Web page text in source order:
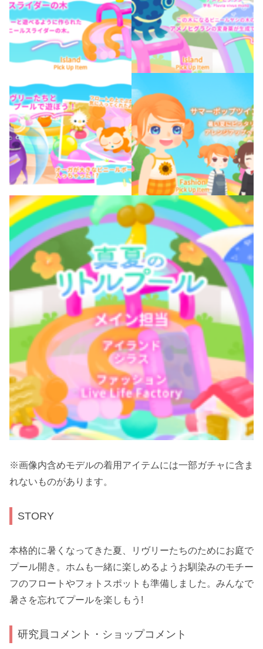
※画像内含めモデルの着用アイテムには一部ガチャに含ま
れないものがあります。
STORY
本格的に暑くなってきた夏、リヴリーたちのためにお庭で
プール開き。ホムも一緒に楽しめるようお馴染みのモチー
フのフロートやフォトスポットも準備しました。みんなで
暑さを忘れてプールを楽しもう!
研究員コメント・ショップコメント